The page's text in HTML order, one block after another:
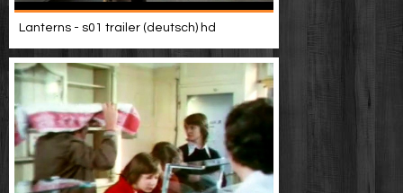
Lanterns - s01 trailer (deutsch) hd